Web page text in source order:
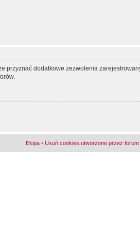
przyznać dodatkowe zezwolenia
Ekipa • Usuń cookies utworzone przez forum